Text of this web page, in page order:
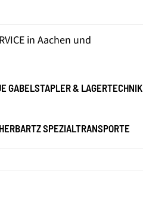
GABELSTAPLER & LAGERTECHNIK
HERBARTZ SPEZIALTRANSPORTE